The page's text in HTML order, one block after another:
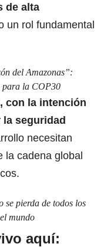
de alta
un rol fundamental
del Amazonas”:
para la COP30
con la intención
la seguridad
necesitan
la cadena global
se pierda de todos los
mundo
aquí: